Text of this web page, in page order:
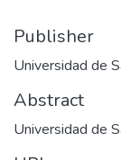
Publisher
Universidad de
Abstract
Universidad de